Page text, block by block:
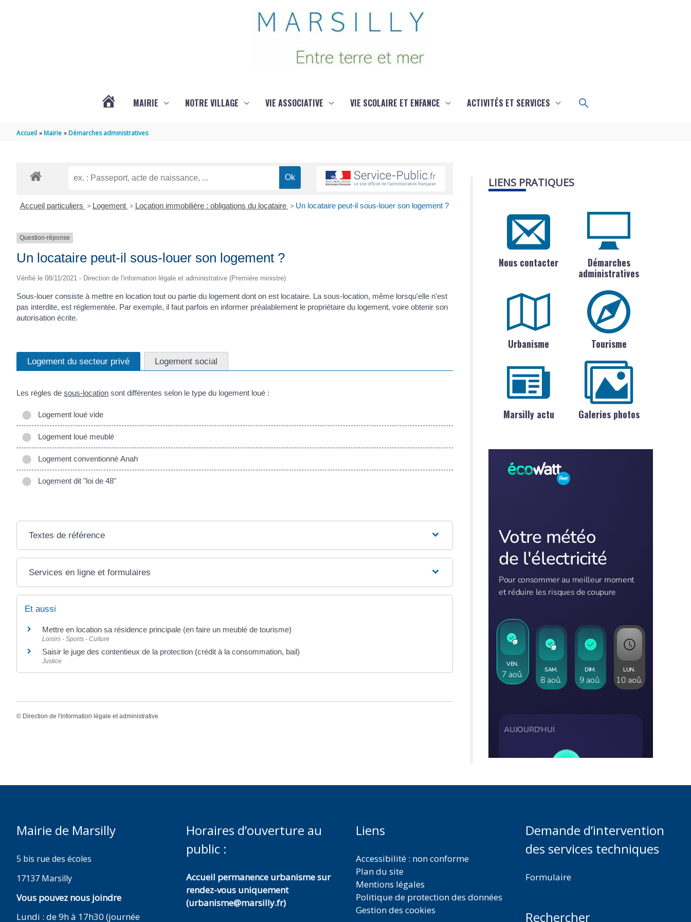
MARSILLY
MAIRIE NOTRE VILLAGE VIE ASSOCIATIVE VIE SCOLAIRE ET ENFANCE ACTIVITÉS ET SERVICES Rechercher
Accueil Mairie Démarches administratives
Accueil particuliers > Logement > Location immobilière : obligations du locataire > Un locataire peut-il sous-louer son logement ?
Question-réponse
Un locataire peut-il sous-louer son logement ?
Vérifié le 08/11/2021 - Direction de l'information légale et administrative (Première ministre)
Sous-louer consiste à mettre en location tout ou partie du logement dont on est locataire. La sous-location, même lorsqu'elle n'est
pas interdite, est réglementée. Par exemple, il faut parfois en informer préalablement le propriétaire du logement, voire obtenir son
autorisation écrite.
Logement du secteur privé Logement social
Les règles de sous-location sont différentes selon le type du logement loué :
Logement loué vide
Logement loué meublé
Logement conventionné Anah
Logement dit "loi de 48"
Textes de référence
Services en ligne et formulaires
Et aussi
Mettre en location sa résidence principale (en faire un meublé de tourisme)
Loisirs - Sports - Culture
Saisir le juge des contentieux de la protection (crédit à la consommation, bail)
Justice
© Direction de l'information légale et administrative
LIENS PRATIQUES
Nous contacter
Démarches
administratives
Urbanisme Tourisme
Marsilly actu Galeries photos
Mairie de Marsilly
5 bis rue des écoles
17137 Marsilly
Vous pouvez nous joindre
Lundi : de 9h à 17h30 (journée
Horaires d’ouverture au
public :
Accueil permanence urbanisme sur
rendez-vous uniquement
(urbanisme@marsilly.fr)
Liens
Accessibilité : non conforme
Plan du site
Mentions légales
Politique de protection des données
Gestion des cookies
Demande d’intervention
des services techniques
Formulaire
Rechercher